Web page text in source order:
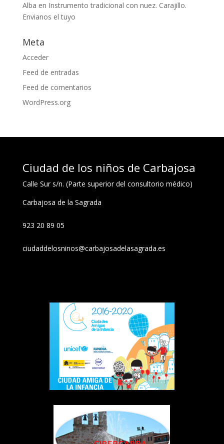
Alba en Instrumento tradicional con nuez. Carajillo.
Envianos el tuyo
Meta
Acceder
Feed de entradas
Feed de comentarios
WordPress.org
Ciudad de los niños de Carbajosa
Calle Sur s/n. (Parte superior del consultorio médico)
Carbajosa de la Sagrada
923 20 89 05
ciudaddelosninos@carbajosadelasagrada.es